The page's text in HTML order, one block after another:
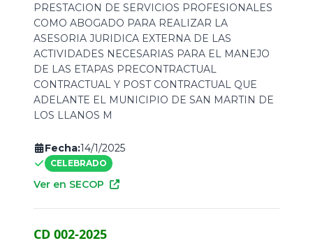
PRESTACION DE SERVICIOS PROFESIONALES
COMO ABOGADO PARA REALIZAR LA
ASESORIA JURIDICA EXTERNA DE LAS
ACTIVIDADES NECESARIAS PARA EL MANEJO
DE LAS ETAPAS PRECONTRACTUAL
CONTRACTUAL Y POST CONTRACTUAL QUE
ADELANTE EL MUNICIPIO DE SAN MARTIN DE
LOS LLANOS M
Fecha:14/1/2025
CELEBRADO
Ver en SECOP
CD 002-2025